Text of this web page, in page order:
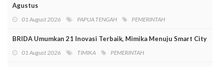
Agustus
01 August 2026 PAPUA TENGAH PEMERINTAH
BRIDA Umumkan 21 Inovasi Terbaik, Mimika Menuju Smart City
01 August 2026 TIMIKA PEMERINTAH